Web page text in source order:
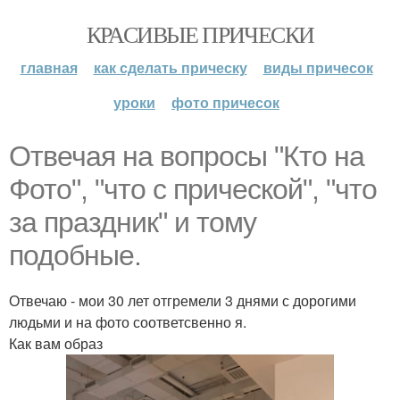
КРАСИВЫЕ ПРИЧЕСКИ
главная как сделать прическу
виды причесок
уроки
фото причесок
Отвечая на вопросы "Кто на
Фото", "что с прической", "что
за праздник" и тому
подобные.
Отвечаю - мои 30 лет отгремели 3 днями с дорогими
людьми и на фото соответсвенно я.
Как вам образ